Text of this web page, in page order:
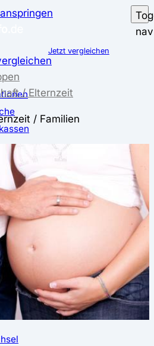
und junge Eltern
Jetzt vergleichen
/ Elternzeit
/ Familien